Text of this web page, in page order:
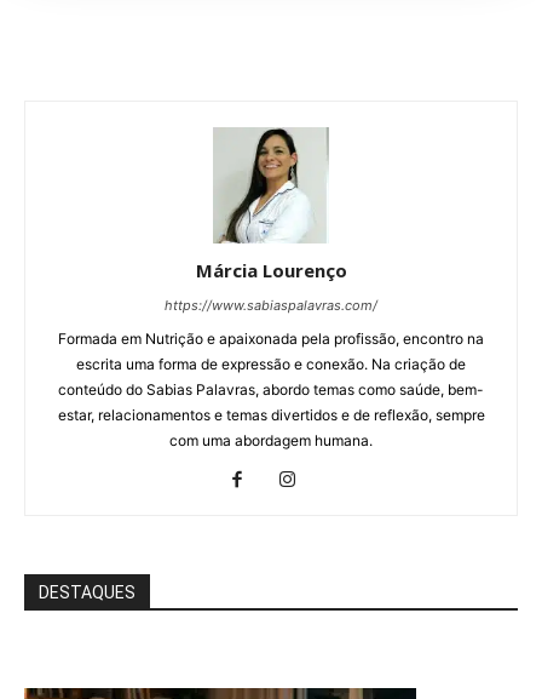
Márcia Lourenço
https://www.sabiaspalavras.com/
Formada em Nutrição e apaixonada pela profissão, encontro na
escrita uma forma de expressão e conexão. Na criação de
conteúdo do Sabias Palavras, abordo temas como saúde, bem-
estar, relacionamentos e temas divertidos e de reflexão, sempre
com uma abordagem humana.
DESTAQUES